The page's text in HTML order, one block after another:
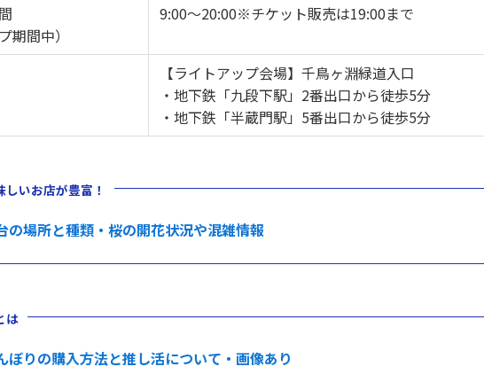
期間中）
9:00〜20:00※チケット販売は19:00まで
【ライトアップ会場】千鳥ヶ淵緑道入口
・地下鉄「九段下駅」2番出口から徒歩5分
・地下鉄「半蔵門駅」5番出口から徒歩5分
いお店が豊富！
の場所と種類・桜の開花状況や混雑情報
は
ぼりの購入方法と推し活について・画像あり